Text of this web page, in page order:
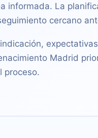
informada. La
cercano
Madrid
proceso.